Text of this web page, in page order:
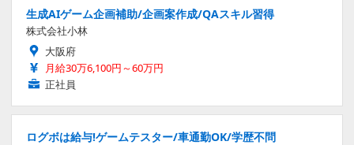
生成AIゲーム企画補助/企画案作成/QAスキル習得
株式会社小林
大阪府
月給30万6,100円～60万円
正社員
ログボは給与!ゲームテスター/車通勤OK/学歴不問